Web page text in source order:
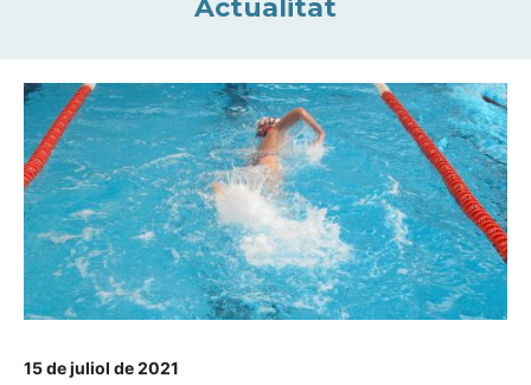
Actualitat
15 de juliol de 2021